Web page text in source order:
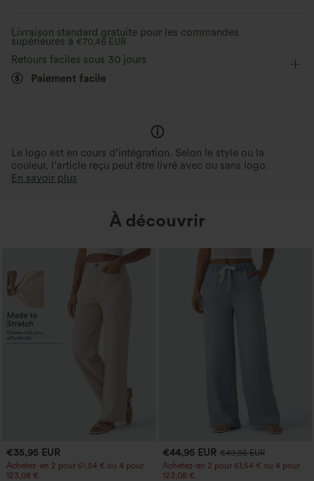
Sans manches Élasticité quatre directions
Livraison standard gratuite pour les commandes
supérieures à €70,46 EUR
Retours faciles sous 30 jours
Paiement facile
Le logo est en cours d’intégration. Selon le style ou la
couleur, l’article reçu peut être livré avec ou sans logo.
En savoir plus
À découvrir
€35,95 EUR
Achetez-en 2 pour 61,54 € ou 4 pour
123,08 €.
€44,95 EUR €49,95 EUR
Achetez-en 2 pour 61,54 € ou 4 pour
123,08 €.